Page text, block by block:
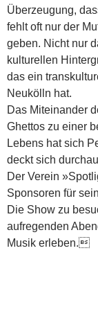
Überzeugung,
fehlt oft nur der
geben. Nicht nur
kulturellen
das ein
Neukölln hat.
Das Miteinander
Ghettos zu einer
Lebens hat sich
deckt sich
Der Verein
Sponsoren für
Die Show zu
aufregenden
Musik erleben.